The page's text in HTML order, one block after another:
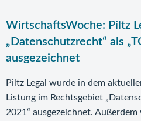
WirtschaftsWoche: Piltz
„Datenschutzrecht“ als
ausgezeichnet
Piltz Legal wurde in dem
Listung im Rechtsgebiet
2021“ ausgezeichnet.